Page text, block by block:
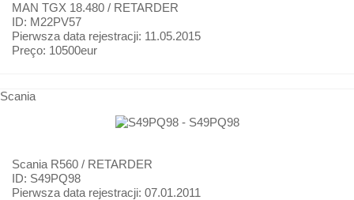
MAN TGX 18.480 / RETARDER
ID: M22PV57
Pierwsza data rejestracji: 11.05.2015
Preço: 10500eur
Scania
Scania R560 / RETARDER
ID: S49PQ98
Pierwsza data rejestracji: 07.01.2011